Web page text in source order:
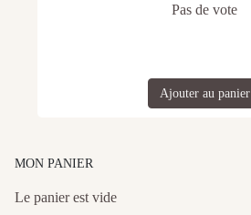
Pas de vote
Ajouter au panier
MON PANIER
Le panier est vide